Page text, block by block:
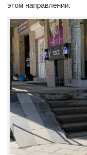
этом направлении.